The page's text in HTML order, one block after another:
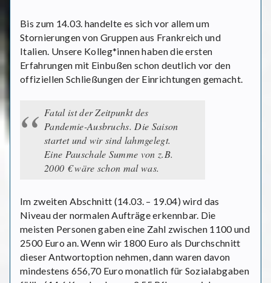
Bis zum 14.03. handelte es sich vor allem um
Stornierungen von Gruppen aus Frankreich und
Italien. Unsere Kolleg*innen haben die ersten
Erfahrungen mit Einbußen schon deutlich vor den
offiziellen Schließungen der Einrichtungen gemacht.
Fatal ist der Zeitpunkt des
Pandemie-Ausbruchs. Die Saison
startet und wir sind lahmgelegt.
Eine Pauschale Summe von z.B.
2000 € wäre schon mal was.
Im zweiten Abschnitt (14.03. – 19.04) wird das
Niveau der normalen Aufträge erkennbar. Die
meisten Personen gaben eine Zahl zwischen 1100 und
2500 Euro an. Wenn wir 1800 Euro als Durchschnitt
dieser Antwortoption nehmen, dann waren davon
mindestens 656,70 Euro monatlich für Sozialabgaben